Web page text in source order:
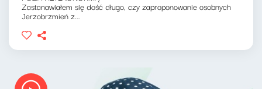
Zastanawiałem się dość długo, czy zaproponowanie osobnych
Jerzobrzmień z...